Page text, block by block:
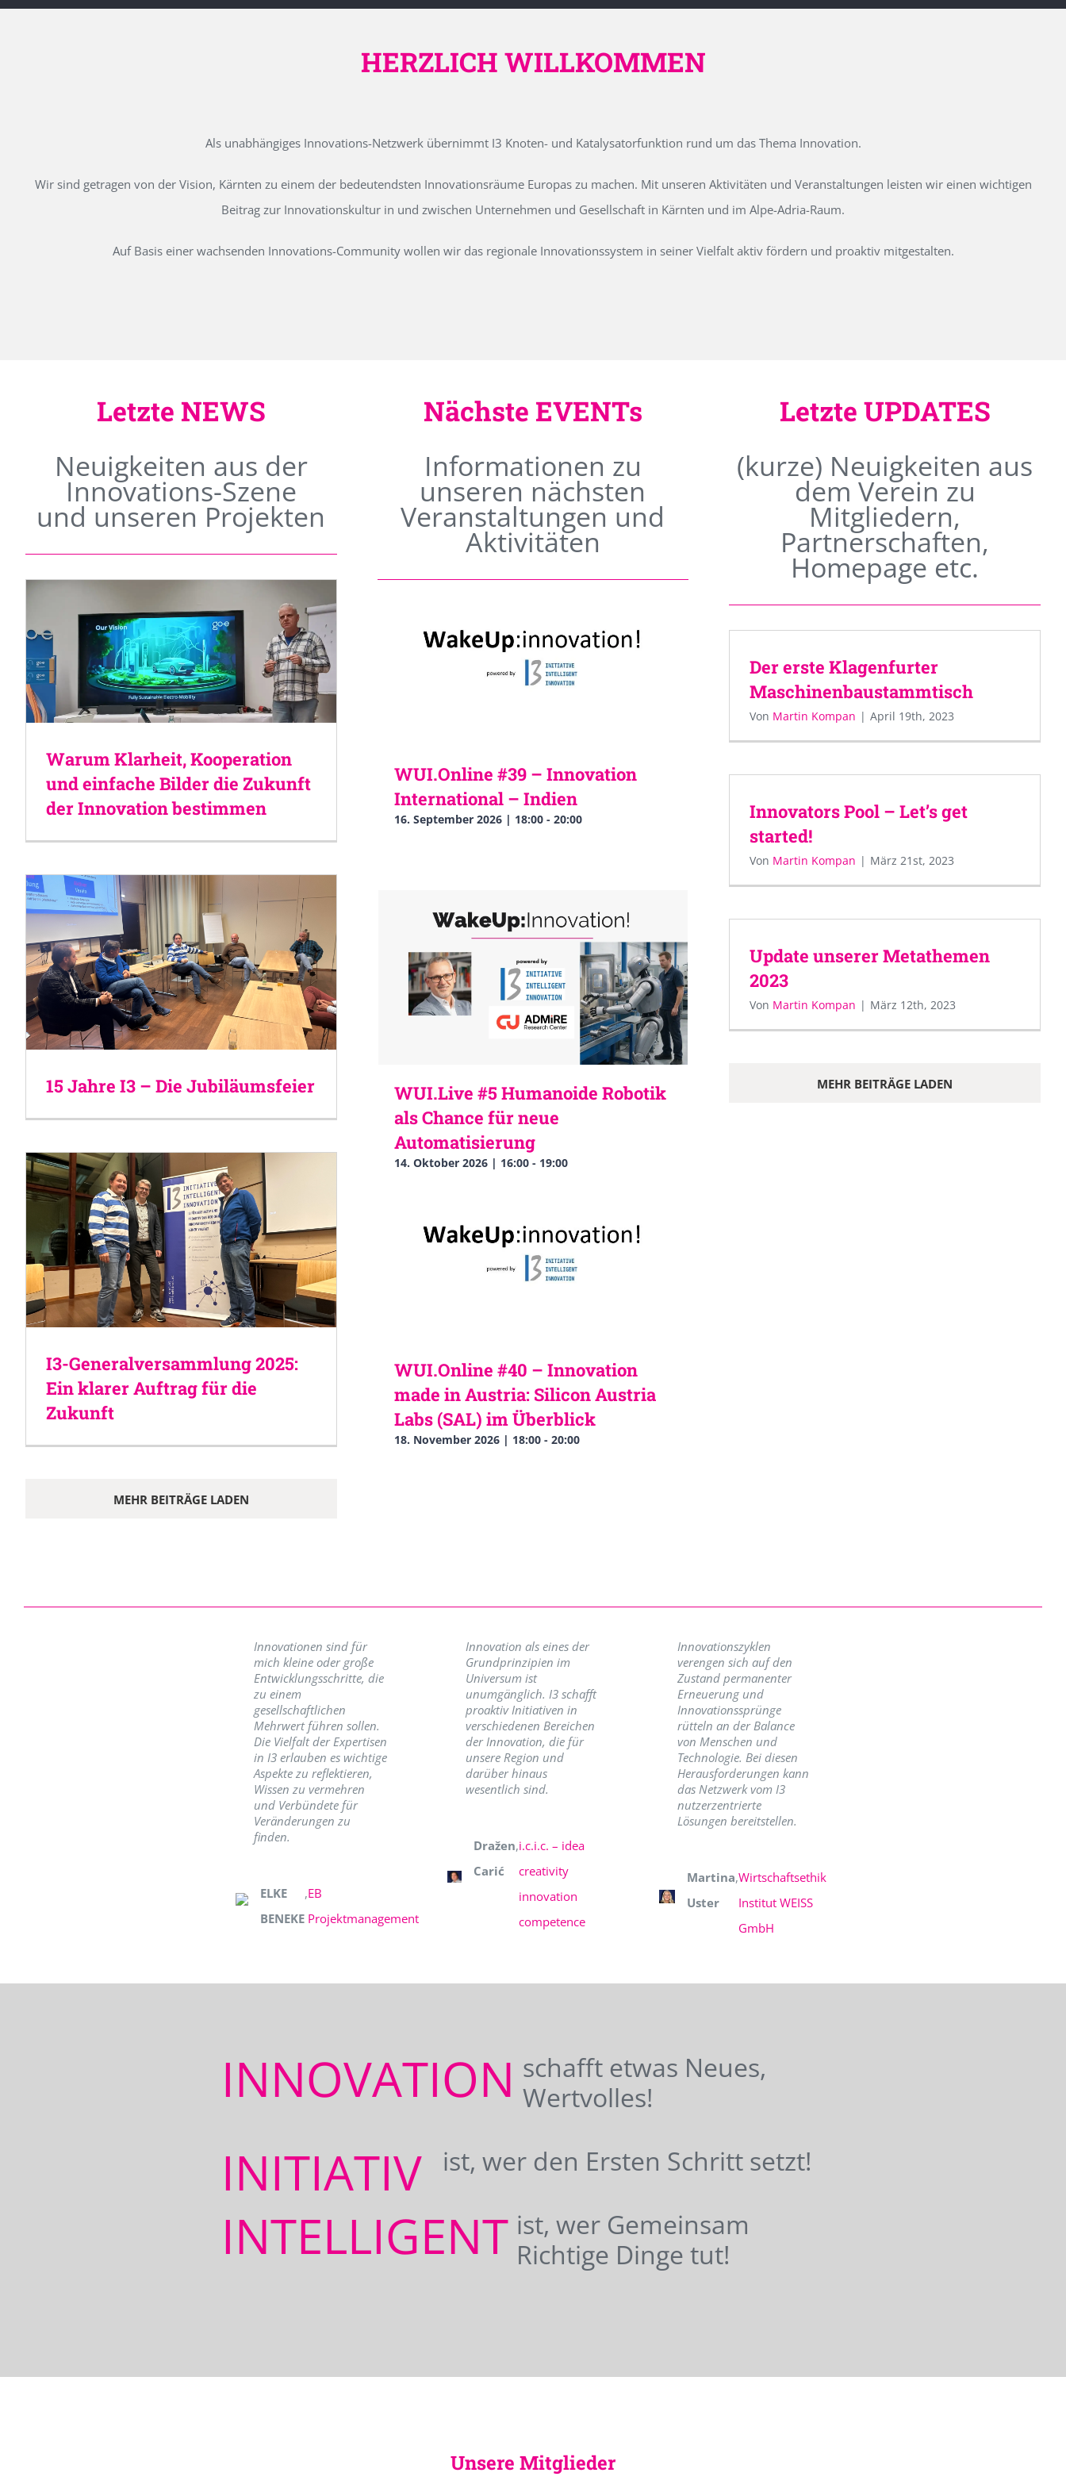
HERZLICH WILLKOMMEN
Als unabhängiges Innovations-Netzwerk übernimmt I3 Knoten- und Katalysatorfunktion rund um das Thema Innovation.
Wir sind getragen von der Vision, Kärnten zu einem der bedeutendsten Innovationsräume Europas zu machen. Mit unseren Aktivitäten und Veranstaltungen leisten wir einen wichtigen
Beitrag zur Innovationskultur in und zwischen Unternehmen und Gesellschaft in Kärnten und im Alpe-Adria-Raum.
Auf Basis einer wachsenden Innovations-Community wollen wir das regionale Innovationssystem in seiner Vielfalt aktiv fördern und proaktiv mitgestalten.
Letzte NEWS
Neuigkeiten aus der
Innovations-Szene
und unseren Projekten
Warum Klarheit, Kooperation
und einfache Bilder die Zukunft
der Innovation bestimmen
15 Jahre I3 – Die Jubiläumsfeier
I3-Generalversammlung 2025:
Ein klarer Auftrag für die
Zukunft
MEHR BEITRÄGE LADEN
Nächste EVENTs
Informationen zu
unseren nächsten
Veranstaltungen und
Aktivitäten
WUI.Online #39 – Innovation
International – Indien
16. September 2026 | 18:00- 20:00
WUI.Live #5 Humanoide Robotik
als Chance für neue
Automatisierung
14. Oktober 2026 | 16:00- 19:00
WUI.Online #40 – Innovation
made in Austria: Silicon Austria
Labs (SAL) im Überblick
18. November 2026 | 18:00- 20:00
Letzte UPDATES
(kurze) Neuigkeiten aus
dem Verein zu
Mitgliedern,
Partnerschaften,
Homepage etc.
Der erste Klagenfurter
Maschinenbaustammtisch
Von Martin Kompan | April 19th, 2023
Innovators Pool – Let’s get
started!
Von Martin Kompan | März 21st, 2023
Update unserer Metathemen
2023
Von Martin Kompan | März 12th, 2023
MEHR BEITRÄGE LADEN
Innovationen sind für
mich kleine oder große
Entwicklungsschritte, die
zu einem
gesellschaftlichen
Mehrwert führen sollen.
Die Vielfalt der Expertisen
in I3 erlauben es wichtige
Aspekte zu reflektieren,
Wissen zu vermehren
und Verbündete für
Veränderungen zu
finden.
ELKE
BENEKE
,EB
Projektmanagement
Innovation als eines der
Grundprinzipien im
Universum ist
unumgänglich. I3 schafft
proaktiv Initiativen in
verschiedenen Bereichen
der Innovation, die für
unsere Region und
darüber hinaus
wesentlich sind.
Dražen
Carić
,i.c.i.c. – idea
creativity
innovation
competence
Innovationszyklen
verengen sich auf den
Zustand permanenter
Erneuerung und
Innovationssprünge
rütteln an der Balance
von Menschen und
Technologie. Bei diesen
Herausforderungen kann
das Netzwerk vom I3
nutzerzentrierte
Lösungen bereitstellen.
Martina
Uster
,Wirtschaftsethik
Institut WEISS
GmbH
INNOVATION schafft etwas Neues,
Wertvolles!
INITIATIV ist, wer den Ersten Schritt setzt!
INTELLIGENT ist, wer Gemeinsam
Richtige Dinge tut!
Unsere Mitglieder